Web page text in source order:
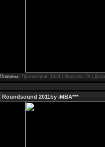
Плагины | Просмотров: 1344 | Загрузок: 78 |
Roundsound 2011by iMBA***